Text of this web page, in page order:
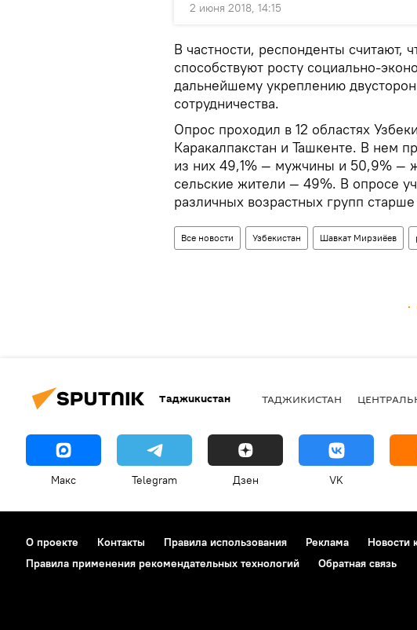
2 июня 2018, 14:15
В частности, респонденты считают,
способствуют росту социально-
дальнейшему укреплению
сотрудничества.
Опрос проходил в 12 областях
Каракалпакстан и Ташкенте. В нем
из них 49,1% — мужчины и 50,9% —
сельские жители — 49%. В опросе
различных возрастных групп старше
Все новости Узбекистан Шавкат Мирзиёев
Таджикистан ТАДЖИКИСТАН
Макс Telegram Дзен VK
О проекте Контакты Правила использования Реклама Новости
Правила применения рекомендательных технологий
Обратная связь